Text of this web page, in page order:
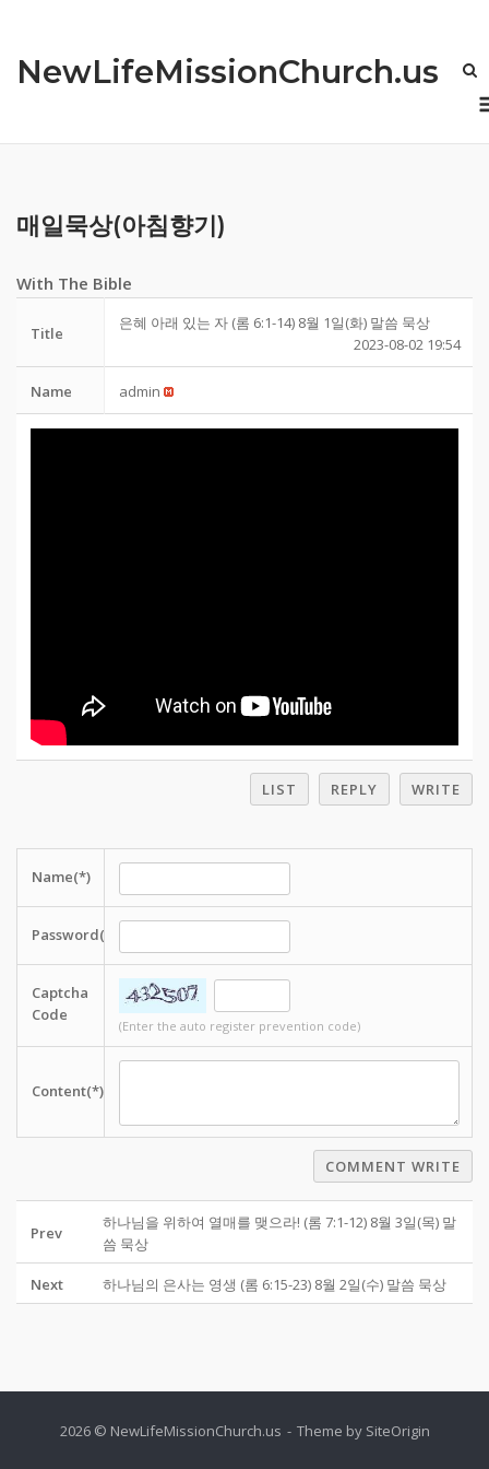
content
NewLifeMissionChurch.us
매일묵상(아침향기)
With The Bible
Title
은혜 아래 있는 자 (롬 6:1-14) 8월 1일(화) 말씀 묵상
2023-08-02 19:54
Name admin
LIST REPLY WRITE
Name(*)
Password(*)
Captcha
Code
(Enter the auto register prevention code)
Content(*)
COMMENT WRITE
Prev
하나님을 위하여 열매를 맺으라! (롬 7:1-12) 8월 3일(목) 말
씀 묵상
Next 하나님의 은사는 영생 (롬 6:15-23) 8월 2일(수) 말씀 묵상
2026 © NewLifeMissionChurch.us Theme by SiteOrigin